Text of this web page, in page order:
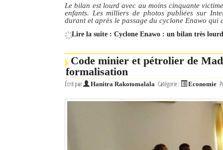
Le bilan est lourd avec au moins cinquante
enfants. Les milliers de photos publiées sur
durant et après le passage du cyclone Enawo qui
Lire la suite : Cyclone Enawo : un bilan très
Code minier et pétrolier de
formalisation
Écrit par Hanitra Rakotomalala Catégorie : Economie